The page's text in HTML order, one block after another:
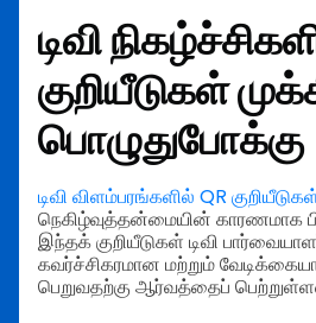
டிவி
குறியீடுகள்
பொழுதுபோக்கு
டிவி விளம்பரங்களில் QR
நெகிழ்வுத்தன்மையின் காரணமாக
இந்தக் குறியீடுகள் டிவி
கவர்ச்சிகரமான மற்றும்
பெறுவதற்கு ஆர்வத்தைப்